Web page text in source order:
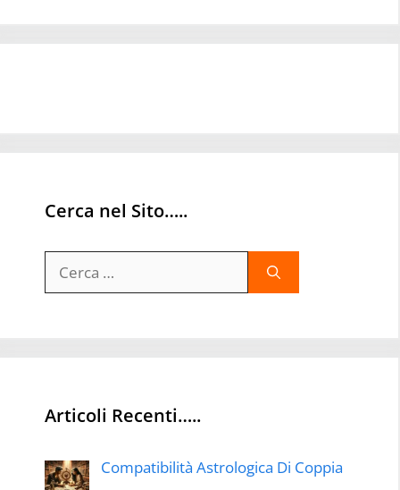
Cerca nel Sito…..
per:
Articoli Recenti…..
Compatibilità Astrologica Di Coppia